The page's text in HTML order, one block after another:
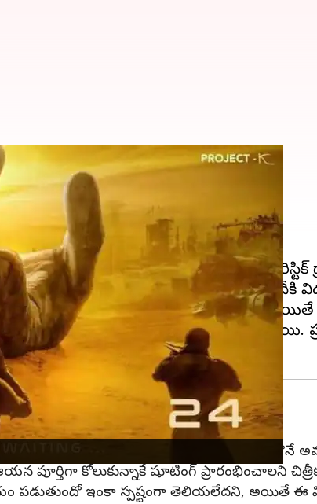
తేదీ వాయిదా! కారణం ఇదే
హీరోహీరోయిన్లు దర్శకుడు నాగ్ అశ్విన్ ఫ్యూచరిస్టిక్
అయితే ఈ సినిమాఅనుకున్న తేదీకి
విడుదల చేయాలని చిత్ర బృందం అనుకుంది.
పక్కటెముక, బొటనవేలుకు గాయాలయ్యాయి.
ప్రారంభించే యోచనలో యూనిట్
యువ ఆర్టిస్టులతో పోటీపడి షూటింగ్‌లో పాల్గొనే
కోలుకున్నాకే షూటింగ్ ప్రారంభించాలని
పడుతుందో ఇంకా స్పష్టంగా తెలియలేదని, అయితే ఈ